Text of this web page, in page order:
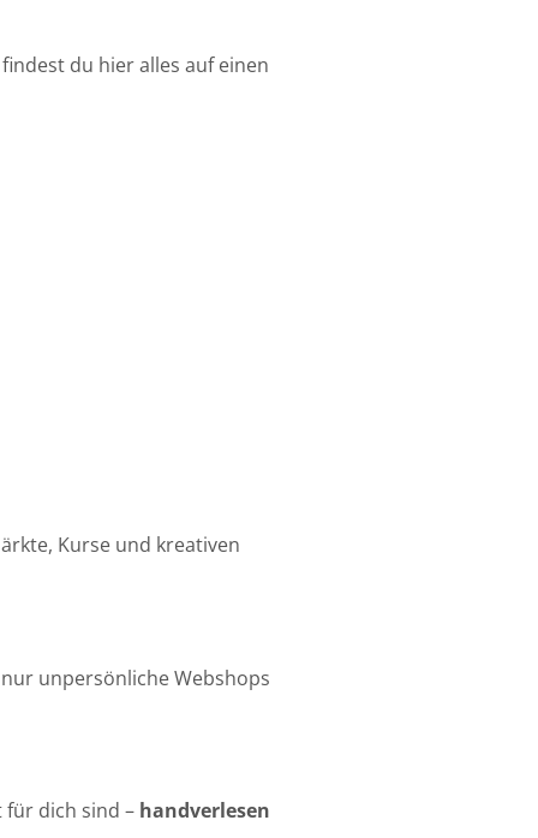
du hier alles auf einen
Kurse und kreativen
unpersönliche Webshops
dich sind – handverlesen